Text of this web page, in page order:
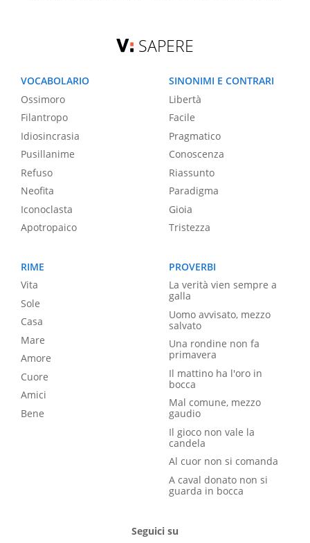
SAPERE
VOCABOLARIO
Ossimoro
Filantropo
Idiosincrasia
Pusillanime
Refuso
Neofita
Iconoclasta
Apotropaico
SINONIMI E CONTRARI
Libertà
Facile
Pragmatico
Conoscenza
Riassunto
Paradigma
Gioia
Tristezza
RIME
Vita
Sole
Casa
Mare
Amore
Cuore
Amici
Bene
PROVERBI
La verità vien sempre a
galla
Uomo avvisato, mezzo
salvato
Una rondine non fa
primavera
Il mattino ha l'oro in
bocca
Mal comune, mezzo
gaudio
Il gioco non vale la
candela
Al cuor non si comanda
A caval donato non si
guarda in bocca
Seguici su